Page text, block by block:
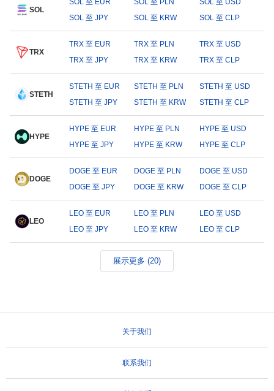
SOL
SOL 至 EUR SOL 至 PLN
SOL 至 USD
SOL 至 JPY
SOL 至 KRW SOL 至 CLP
TRX
TRX 至 EUR TRX 至 PLN
TRX 至 USD
TRX 至 JPY
TRX 至 KRW TRX 至 CLP
STETH
STETH 至 EUR STETH 至 PLN
STETH 至 USD
STETH 至 JPY
STETH 至 KRW STETH 至 CLP
HYPE
HYPE 至 EUR HYPE 至 PLN
HYPE 至 USD
HYPE 至 JPY
HYPE 至 KRW HYPE 至 CLP
DOGE
DOGE 至 EUR DOGE 至 PLN
DOGE 至 USD
DOGE 至 JPY
DOGE 至 KRW DOGE 至 CLP
LEO
LEO 至 EUR LEO 至 PLN
LEO 至 USD
LEO 至 JPY
LEO 至 KRW LEO 至 CLP
展示更多 (20)
关于我们
联系我们